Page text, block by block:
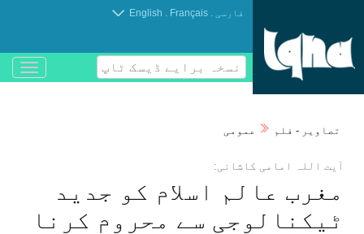
فارسی .
Français
.
English
نسخہ برایے ڈیسک ٹاپ
باز
و
تصاوير - فلم عمومی
آيت اللہ امامی كاشانی:
مغرب عالم اسلام كو جديد
ٹيكنالوجی سے محروم كرنا